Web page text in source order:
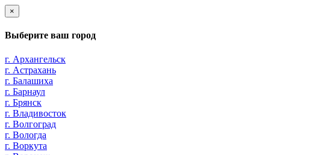
×
Выберите ваш город
г. Архангельск
г. Астрахань
г. Балашиха
г. Барнаул
г. Брянск
г. Владивосток
г. Волгоград
г. Вологда
г. Воркута